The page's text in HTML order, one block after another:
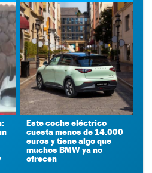
Este coche eléctrico
cuesta menos de 14.000
euros y tiene algo que
muchos BMW ya no
ofrecen